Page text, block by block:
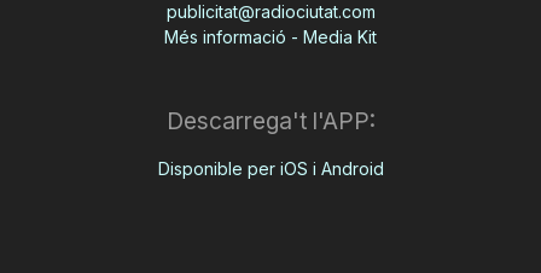
publicitat@radiociutat.com
Més informació - Media Kit
Descarrega't l'APP:
Disponible per iOS i Android